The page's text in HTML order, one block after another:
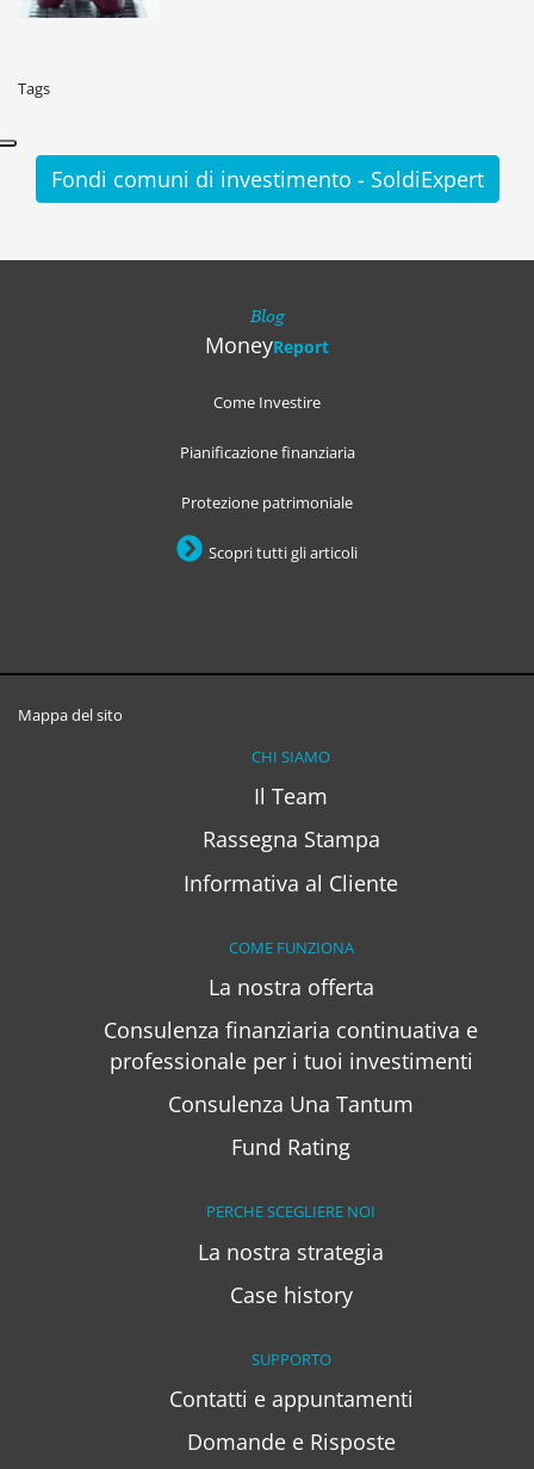
Tags
Fondi comuni di investimento - SoldiExpert
Blog
MoneyReport
Come Investire
Pianificazione finanziaria
Protezione patrimoniale
Scopri tutti gli articoli
Mappa del sito
CHI SIAMO
Il Team
Rassegna Stampa
Informativa al Cliente
COME FUNZIONA
La nostra offerta
Consulenza finanziaria continuativa e
professionale per i tuoi investimenti
Consulenza Una Tantum
Fund Rating
PERCHE SCEGLIERE NOI
La nostra strategia
Case history
SUPPORTO
Contatti e appuntamenti
Domande e Risposte